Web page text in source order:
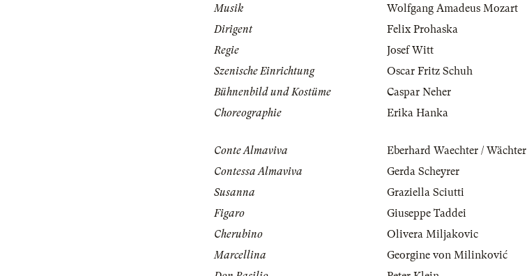
Musik
Wolfgang Amadeus Mozart
Dirigent
Felix Prohaska
Regie
Josef Witt
Szenische Einrichtung
Oscar Fritz Schuh
Bühnenbild und Kostüme
Caspar Neher
Choreographie
Erika Hanka
Conte Almaviva
Eberhard Waechter / Wächter
Contessa Almaviva
Gerda Scheyrer
Susanna
Graziella Sciutti
Figaro
Giuseppe Taddei
Cherubino
Olivera Miljakovic
Marcellina
Georgine von Milinković